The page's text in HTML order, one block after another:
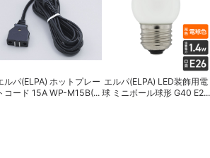
ルパ(ELPA) ホットプレー
コード 15A WP-M15B(...
エルパ(ELPA) LED装飾用電
球 ミニボール球形 G40 E2...